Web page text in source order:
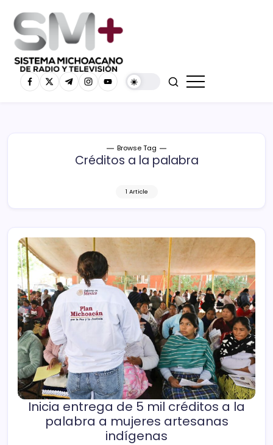
Browse Tag
Créditos a la palabra
1 Article
Inicia entrega de 5 mil créditos a la
palabra a mujeres artesanas
indígenas